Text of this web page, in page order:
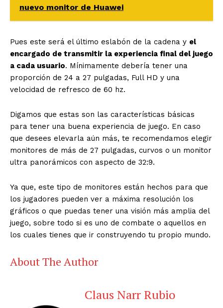
nuevo monitor de Huawei
Pues este será el último eslabón de la cadena y el
encargado de transmitir la experiencia final del juego
a cada usuario. Mínimamente debería tener una
proporción de 24 a 27 pulgadas, Full HD y una
velocidad de refresco de 60 hz.
Digamos que estas son las características básicas
para tener una buena experiencia de juego. En caso
que desees elevarla aún más, te recomendamos elegir
monitores de más de 27 pulgadas, curvos o un monitor
ultra panorámicos con aspecto de 32:9.
Ya que, este tipo de monitores están hechos para que
los jugadores pueden ver a máxima resolución los
gráficos o que puedas tener una visión más amplia del
juego, sobre todo si es uno de combate o aquellos en
los cuales tienes que ir construyendo tu propio mundo.
About The Author
Claus Narr Rubio